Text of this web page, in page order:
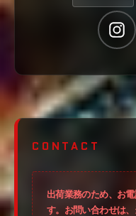
CONTACT
出荷業務のため、お
す。お問い合わせは